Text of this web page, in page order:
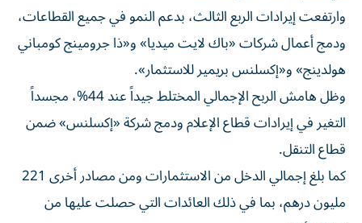
وارتفعت إيرادات الربع الثالث، بدعم النمو في جميع القطاعات،
ودمج أعمال شركات «باك لايت ميديا» و«ذا جرومينج كومباني
هولدينج» و«إكسلنس بريمير للاستثمار».
وظل هامش الربح الإجمالي المختلط جيداً عند 44%، مجسداً
التغير في إيرادات قطاع الإعلام ودمج شركة «إكسلنس» ضمن
قطاع التنقل.
كما بلغ إجمالي الدخل من الاستثمارات ومن مصادر أخرى 221
مليون درهم، بما في ذلك العائدات التي حصلت عليها من